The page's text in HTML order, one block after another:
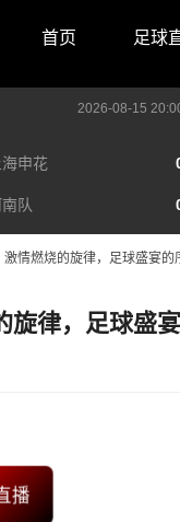
首页 足球
2026-08-15
海申花
队
情燃烧的旋律，足球盛宴的
旋律，足球盛
播